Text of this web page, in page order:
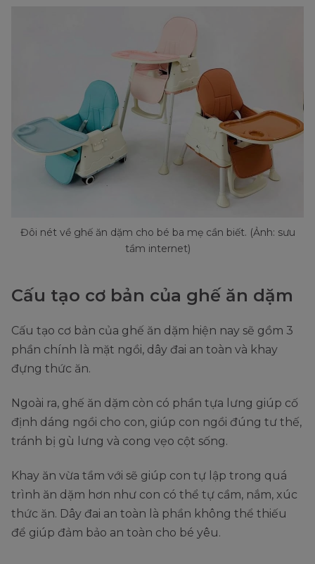
Đôi nét về ghế ăn dặm cho bé ba mẹ cần biết. (Ảnh: sưu
tầm internet)
Cấu tạo cơ bản của ghế ăn dặm
Cấu tạo cơ bản của ghế ăn dặm hiện nay sẽ gồm 3
phần chính là mặt ngồi, dây đai an toàn và khay
đựng thức ăn.
Ngoài ra, ghế ăn dặm còn có phần tựa lưng giúp cố
định dáng ngồi cho con, giúp con ngồi đúng tư thế,
tránh bị gù lưng và cong vẹo cột sống.
Khay ăn vừa tầm với sẽ giúp con tự lập trong quá
trình ăn dặm hơn như con có thể tự cầm, nắm, xúc
thức ăn. Dây đai an toàn là phần không thể thiếu
để giúp đảm bảo an toàn cho bé yêu.